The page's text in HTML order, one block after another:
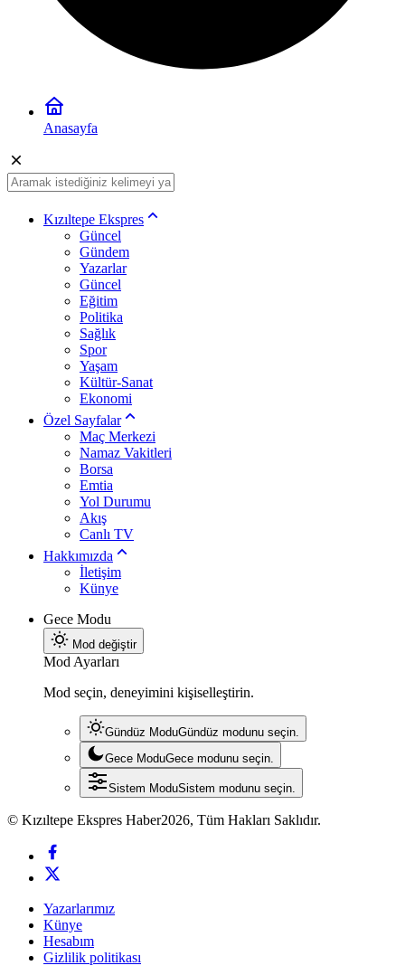
Anasayfa
Kızıltepe Ekspres
Güncel
Gündem
Yazarlar
Güncel
Eğitim
Politika
Sağlık
Spor
Yaşam
Kültür-Sanat
Ekonomi
Özel Sayfalar
Maç Merkezi
Namaz Vakitleri
Borsa
Emtia
Yol Durumu
Akış
Canlı TV
Hakkımızda
İletişim
Künye
Gece Modu
Mod değiştir
Mod Ayarları
Mod seçin, deneyimini kişiselleştirin.
Gündüz ModuGündüz modunu seçin.
Gece ModuGece modunu seçin.
Sistem ModuSistem modunu seçin.
© Kızıltepe Ekspres Haber2026, Tüm Hakları Saklıdır.
Yazarlarımız
Künye
Hesabım
Gizlilik politikası